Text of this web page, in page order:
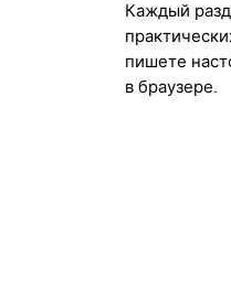
Каждый
пишете
в браузере.